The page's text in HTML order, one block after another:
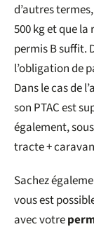
d’autres
500 kg et que la
permis B suffit.
l’obligation de
Dans le cas de
son PTAC est
également,
tracte +
Sachez
vous est
avec votre